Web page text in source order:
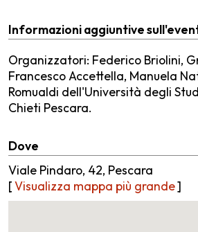
Informazioni aggiuntive
Organizzatori: Federico Briolini,
Francesco Accettella, Manuela
Romualdi dell'Università degli
Chieti Pescara.
Dove
Viale Pindaro, 42, Pescara
[Visualizza mappa più grande]